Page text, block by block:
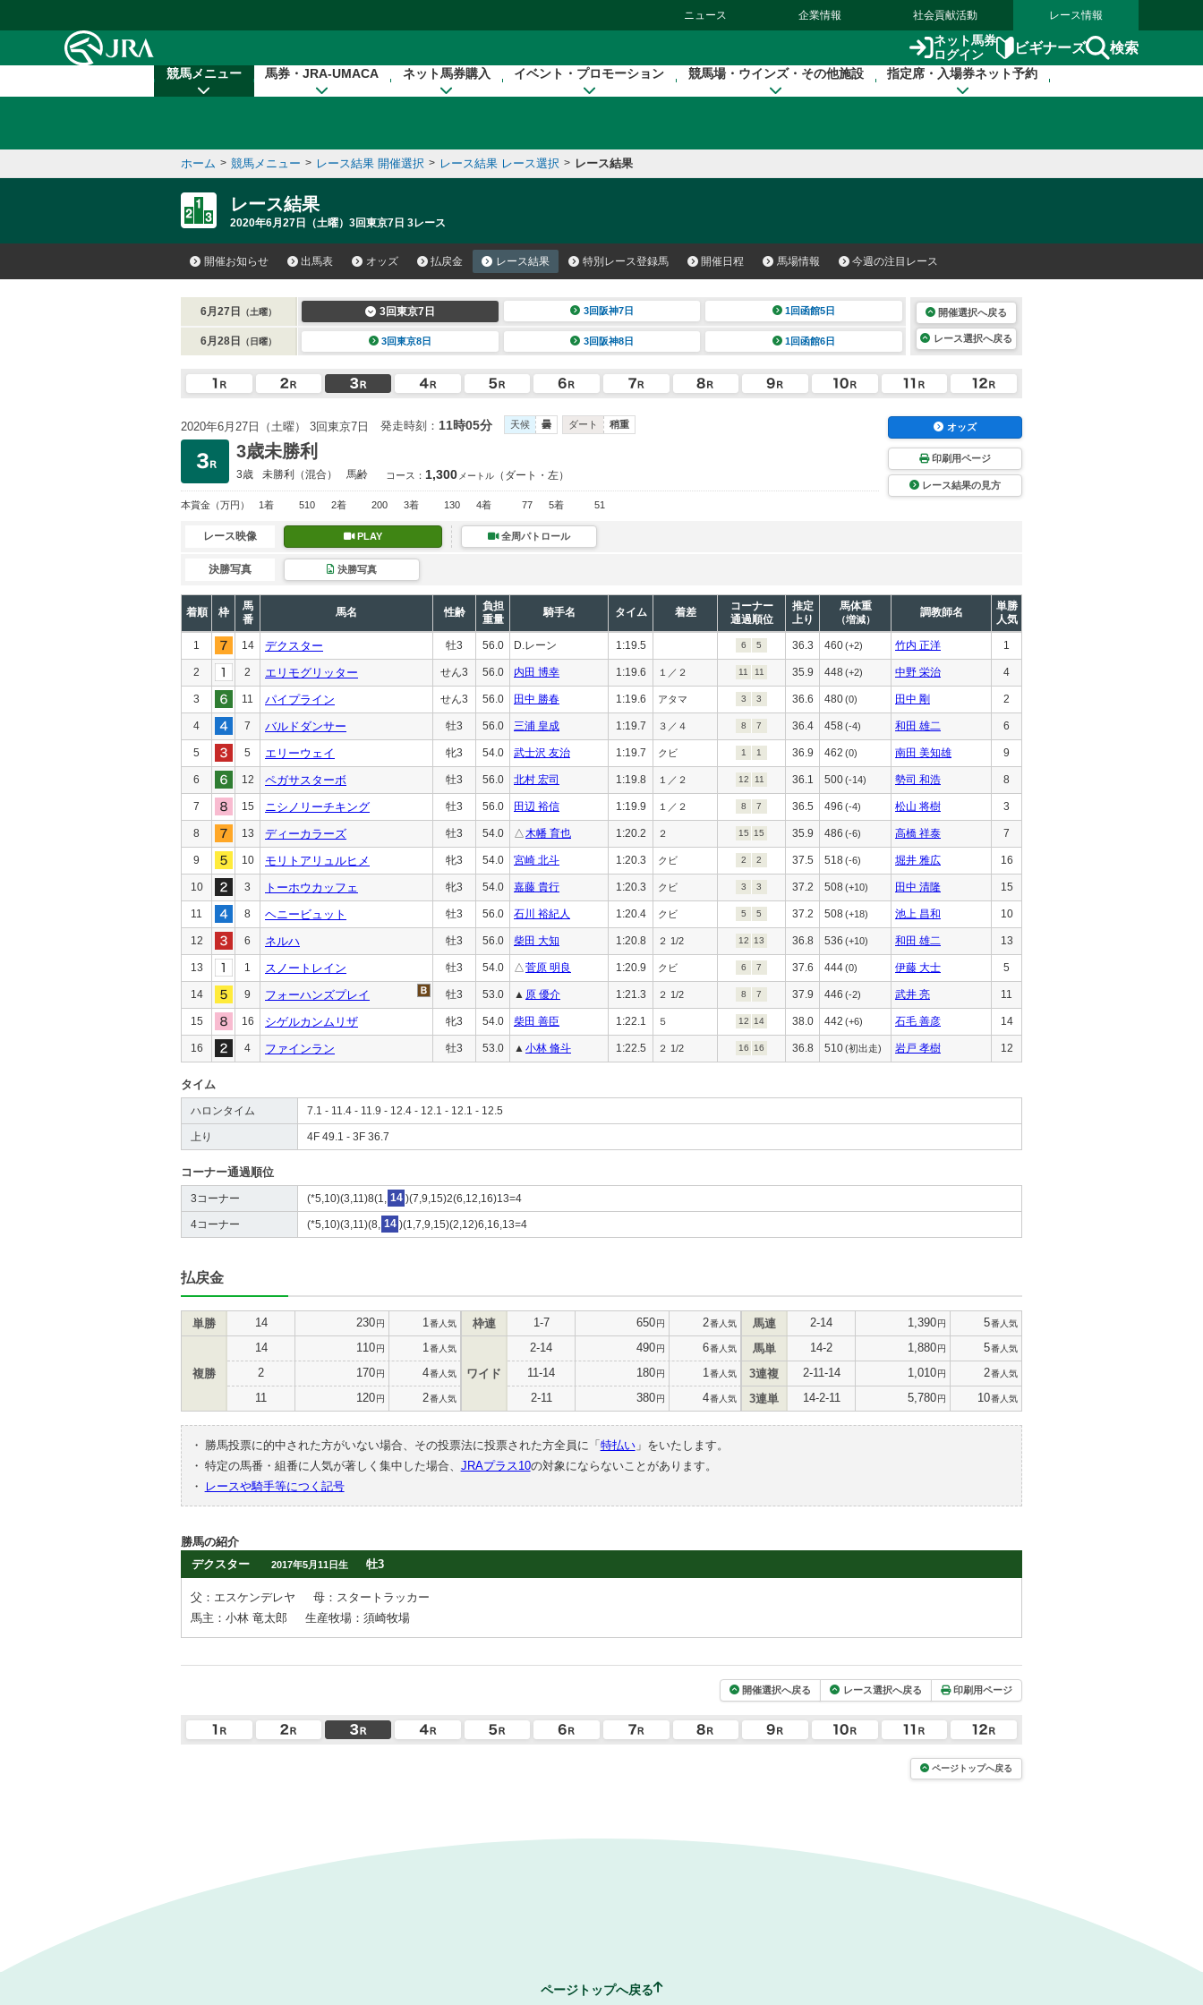
ニュース 企業情報 社会貢献活動 レース情報
ネット馬券
ログイン
ビギナーズ 検索
競馬メニュー 馬券・JRA-UMACA ネット馬券購入 イベント・プロモーション 競馬場・ウインズ・その他施設 指定席・入場券ネット予約
ホーム > 競馬メニュー > レース結果 開催選択 > レース結果 レース選択 > レース結果
レース結果
2020年6月27日（土曜）3回東京7日 3レース
開催お知らせ 出馬表 オッズ 払戻金 レース結果 特別レース登録馬 開催日程 馬場情報 今週の注目レース
6月27日 （土曜） 3回東京7日 3回阪神7日 1回函館5日
6月28日 （日曜） 3回東京8日 3回阪神8日 1回函館6日
開催選択へ戻る
レース選択へ戻る
2020年6月27日（土曜） 3回東京7日 発走時刻： 11時05分 天候 曇 ダート 稍重
3歳未勝利
3歳 未勝利 （混合） 馬齢 コース： 1,300 メートル （ダート・左）
本賞金 （万円） 1着 510 2着 200 3着 130 4着 77 5着 51
オッズ
印刷用ページ
レース結果の見方
レース映像 PLAY 全周パトロール
決勝写真 決勝写真
着順 枠
馬
番
馬名 性齢
負担
重量
騎手名 タイム 着差
コーナー
通過順位
推定
上り
馬体重
（増減）
調教師名
単勝
人気
1 14 デクスター 牡3 56.0 D.レーン 1:19.5 6 5 36.3 460(+2) 竹内 正洋 1
2 2 エリモグリッター せん3 56.0 内田 博幸 1:19.6 １／２ 11 11 35.9 448 (+2) 中野 栄治 4
3 11 パイプライン せん3 56.0 田中 勝春 1:19.6 アタマ 3 3 36.6 480(0) 田中 剛 2
4 7 バルドダンサー 牡3 56.0 三浦 皇成 1:19.7 ３／４ 8 7 36.4 458 (-4) 和田 雄二 6
5 5 エリーウェイ 牝3 54.0 武士沢 友治 1:19.7 クビ 1 1 36.9 462 (0) 南田 美知雄 9
6 12 ペガサスターボ 牡3 56.0 北村 宏司 1:19.8 １／２ 12 11 36.1 500(-14) 勢司 和浩 8
7 15 ニシノリーチキング 牡3 56.0 田辺 裕信 1:19.9 １／２ 8 7 36.5 496 (-4) 松山 将樹 3
8 13 ディーカラーズ 牡3 54.0 △木幡 育也 1:20.2 ２ 15 15 35.9 486 (-6) 高橋 祥泰 7
9 10 モリトアリュルヒメ 牝3 54.0 宮崎 北斗 1:20.3 クビ 2 2 37.5 518(-6) 堀井 雅広 16
10 3 トーホウカッフェ 牝3 54.0 嘉藤 貴行 1:20.3 クビ 3 3 37.2 508 (+10) 田中 清隆 15
11 8 ヘニービュット 牡3 56.0 石川 裕紀人 1:20.4 クビ 5 5 37.2 508(+18) 池上 昌和 10
12 6 ネルハ 牡3 56.0 柴田 大知 1:20.8 ２ 1/2 12 13 36.8 536 (+10) 和田 雄二 13
13 1 スノートレイン 牡3 54.0 △菅原 明良 1:20.9 クビ 6 7 37.6 444(0) 伊藤 大士 5
14 9 フォーハンズプレイ 牡3 53.0 ▲ 原 優介 1:21.3 ２ 1/2 8 7 37.9 446 (-2) 武井 亮 11
15 16 シゲルカンムリザ 牝3 54.0 柴田 善臣 1:22.1 ５ 12 14 38.0 442 (+6) 石毛 善彦 14
16 4 ファインラン 牡3 53.0 ▲ 小林 脩斗 1:22.5 ２ 1/2 16 16 36.8 510(初出走) 岩戸 孝樹 12
タイム
ハロンタイム 7.1 - 11.4 - 11.9 - 12.4 - 12.1 - 12.1 - 12.5
上り 4F 49.1 - 3F 36.7
コーナー通過順位
3コーナー (*5,10)(3,11)8(1, 14 )(7,9,15)2(6,12,16)13=4
4コーナー (*5,10)(3,11)(8, 14 )(1,7,9,15)(2,12)6,16,13=4
払戻金
単勝 14 230円 1 番人気
複勝
14 110円 1 番人気
2 170円 4番人気
11 120円 2番人気
枠連 1-7 650円 2番人気
ワイド
2-14 490円 6番人気
11-14 180円 1 番人気
2-11 380円 4番人気
馬連 2-14 1,390円 5番人気
馬単 14-2 1,880円 5番人気
3連複 2-11-14 1,010円 2番人気
3連単 14-2-11 5,780円 10番人気
・ 勝馬投票に的中された方がいない場合、その投票法に投票された方全員に「 特払い」をいたします。
・ 特定の馬番・組番に人気が著しく集中した場合、 JRAプラス10の対象にならないことがあります。
・
レースや騎手等につく記号
勝馬の紹介
デクスター
2017年5月11日生 牡3
父：エスケンデレヤ
母：スタートラッカー
馬主：小林 竜太郎
生産牧場：須崎牧場
開催選択へ戻る レース選択へ戻る 印刷用ページ
ページトップへ戻る
ページトップへ戻る